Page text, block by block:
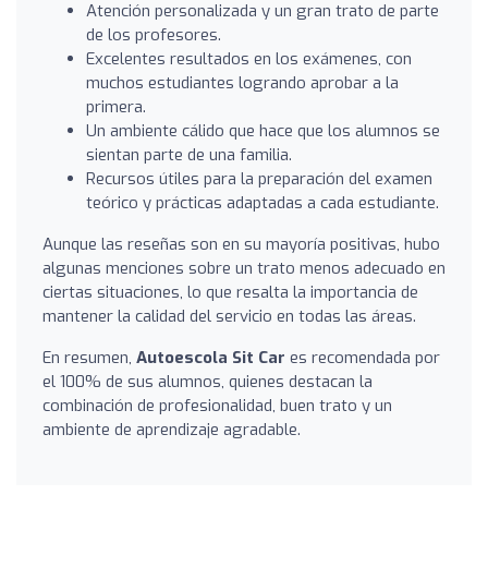
Atención personalizada y un gran trato de parte
de los profesores.
Excelentes resultados en los exámenes, con
muchos estudiantes logrando aprobar a la
primera.
Un ambiente cálido que hace que los alumnos se
sientan parte de una familia.
Recursos útiles para la preparación del examen
teórico y prácticas adaptadas a cada estudiante.
Aunque las reseñas son en su mayoría positivas, hubo
algunas menciones sobre un trato menos adecuado en
ciertas situaciones, lo que resalta la importancia de
mantener la calidad del servicio en todas las áreas.
En resumen, Autoescola Sit Car es recomendada por
el 100% de sus alumnos, quienes destacan la
combinación de profesionalidad, buen trato y un
ambiente de aprendizaje agradable.